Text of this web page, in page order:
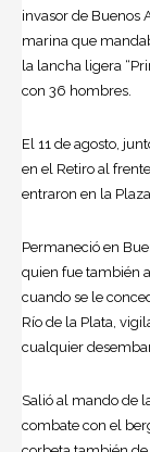
invasor de Buenos
marina que
la lancha ligera
con 36 hombres.
El 11 de agosto,
en el Retiro al
entraron en la
Permaneció en
quien fue también
cuando se le
Río de la Plata,
cualquier
Salió al mando de
combate con el